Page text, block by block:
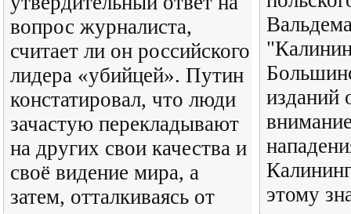
вопрос журналиста,
считает ли он российского
лидера «убийцей». Путин
констатировал, что люди
зачастую перекладывают
на других свои качества и
своё видение мира, а
затем, отталкиваясь от
изданий
этому